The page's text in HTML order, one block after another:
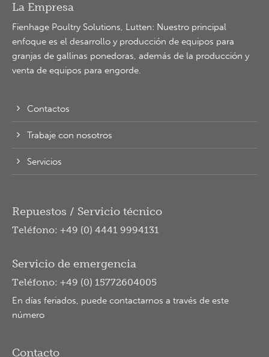
La Empresa
Fienhage Poultry Solutions, Lutten: Nuestro principal
enfoque es el desarrollo y producción de equipos para
granjas de gallinas ponedoras, además de la producción y
venta de equipos para engorde.
Contactos
Trabaje con nosotros
Servicios
Repuestos / Servicio técnico
Teléfono: +49 (0) 4441 9994131
Servicio de emergencia
Teléfono: +49 (0) 15772604005
En días feriados, puede contactarnos a través de este
número
Contacto